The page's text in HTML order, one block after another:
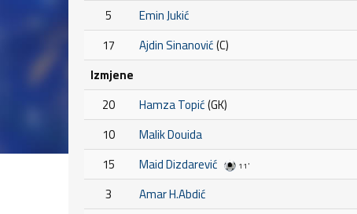
5
Emin Jukić
17
Ajdin Sinanović(C)
Izmjene
20
Hamza Topić(GK)
10
Malik Douida
15
Maid Dizdarević 11'
3
Amar H.Abdić